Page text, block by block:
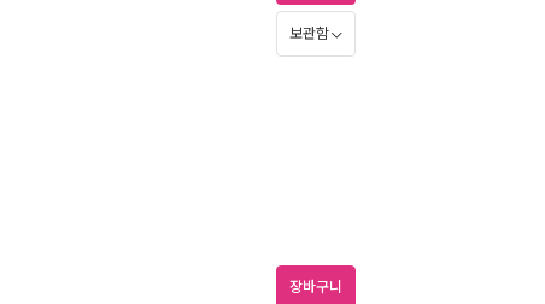
보관함
장바구니